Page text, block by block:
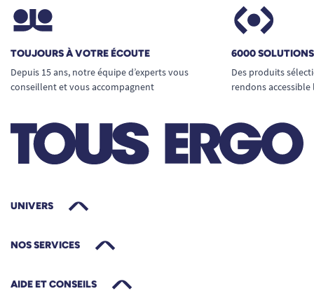
TOUJOURS À VOTRE ÉCOUTE
Depuis 15 ans, notre équipe d’experts vous
conseillent et vous accompagnent
6000
Des produits
rendons
UNIVERS
NOS SERVICES
AIDE ET CONSEILS